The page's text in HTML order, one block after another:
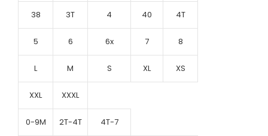
38 3T 4 40 4T
5 6 6x 7 8
L M S XL XS
XXL XXXL
0-9M 2T-4T 4T-7